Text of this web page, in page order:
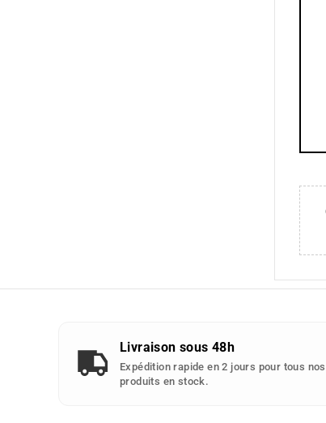
Livraison sous 48h
Expédition rapide en 2 jours pour tous nos
produits en stock.